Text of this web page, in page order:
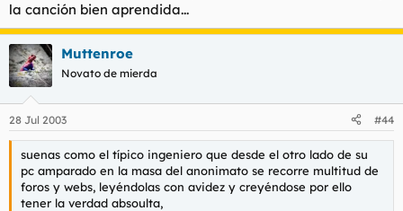
la canción bien aprendida...
Muttenroe
Novato de mierda
28 Jul 2003 #44
suenas como el típico ingeniero que desde el otro lado de su
pc amparado en la masa del anonimato se recorre multitud de
foros y webs, leyéndolas con avidez y creyéndose por ello
tener la verdad absoulta,